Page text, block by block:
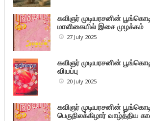
கவிஞர் முடியரசனின்
மாளிகையில் இசை முழக்கம்
27 July 2025
கவிஞர் முடியரசனின்
வியப்பு
20 July 2025
கவிஞர் முடியரசனின்
பெருநிலக்கிழார் வாழ்த்திய